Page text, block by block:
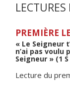
LECTURES
PREMIÈRE
« Le Seigneur
n’ai pas voulu
Seigneur » (1 S
Lecture du